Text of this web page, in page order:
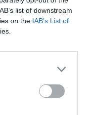
list of downstream
on the IAB’s List of
lo
partes
sigue
islas
es
y